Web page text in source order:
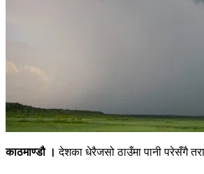
काठमाण्डौ । देशका धेरैजसो ठाउँमा पानी परेसँगै